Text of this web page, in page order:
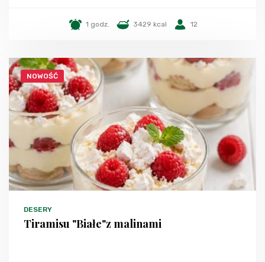
1 godz. 3429 kcal 12
NOWOŚĆ
DESERY
Tiramisu "Białe"z malinami